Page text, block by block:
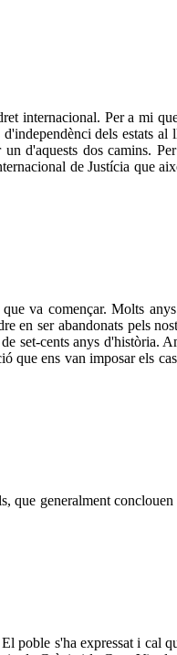
internacional. Per a mi
dels estats
d'aquests dos camins.
de Justícia que
va començar. Molts
ser abandonats pels
set-cents anys d'història.
ens van imposar els
generalment
poble s'ha expressat i cal